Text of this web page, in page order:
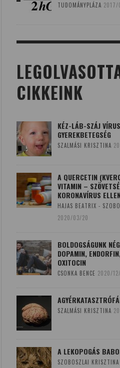
TUDOMÁNYPLÁZA
CIKKEINK
KÉZ-LÁB-SZÁJ
GYEREKBETEGSÉG
SZALMÁSI KRISZTINA
A QUERCETIN
VITAMIN –
KORONAVÍRUS
HAJAS BEATRIX -
2020/03/20
BOLDOGSÁGUNK
DOPAMIN,
OXITOCIN
CSONKA BENCE 2020/
SZALMÁSI KRISZTINA
A LEKOPOGÁS
SZOBOSZLAI KRISZTINA